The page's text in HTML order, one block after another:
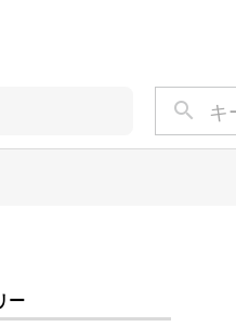
ー